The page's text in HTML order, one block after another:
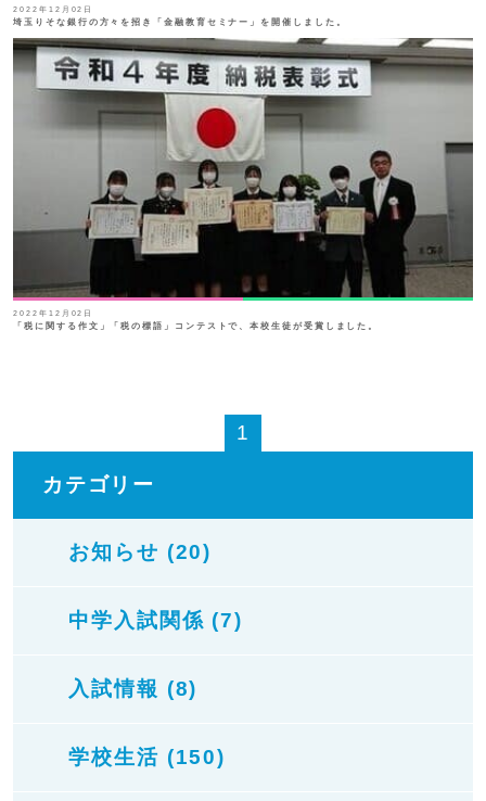
2022年12月02日
埼玉りそな銀行の方々を招き「金融教育セミナー」を開催しました。
2022年12月02日
「税に関する作文」「税の標語」コンテストで、本校生徒が受賞しました。
1
カテゴリー
お知らせ (20)
中学入試関係 (7)
入試情報 (8)
学校生活 (150)